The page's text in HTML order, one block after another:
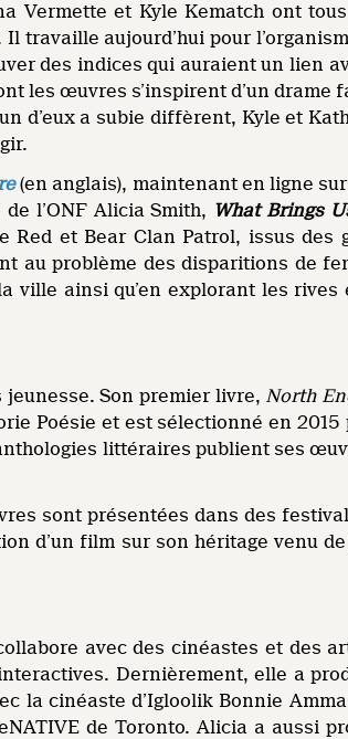
Vermette et Kyle Kematch ont
travaille aujourd’hui pour
des indices qui auraient un lien
les œuvres s’inspirent d’un drame
d’eux a subie diffèrent, Kyle et
(en anglais), maintenant en ligne
l’ONF Alicia Smith, What Brings
et Bear Clan Patrol, issus des
au problème des disparitions de
ainsi qu’en explorant les rives
Son premier livre, North
Poésie et est sélectionné en 2015
littéraires publient ses
sont présentées dans des
d’un film sur son héritage venu
avec des cinéastes et des
Dernièrement, elle a
la cinéaste d’Igloolik Bonnie
de Toronto. Alicia a aussi